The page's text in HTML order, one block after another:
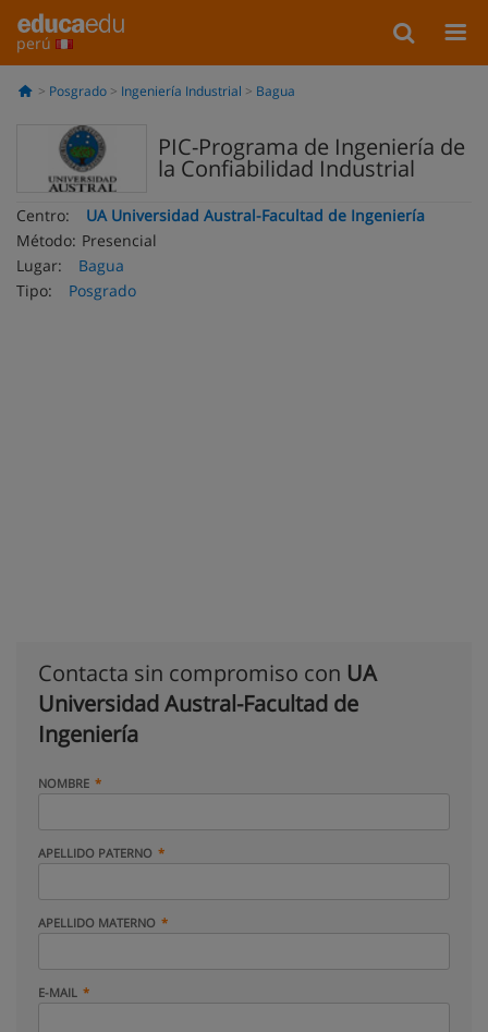
perú
Posgrado Ingeniería Industrial Bagua
PIC-Programa de Ingeniería de
la Confiabilidad Industrial
Centro:
UA Universidad Austral-Facultad de Ingeniería
Método: Presencial
Lugar:
Bagua
Tipo:
Posgrado
Contacta sin compromiso con UA
Universidad Austral-Facultad de
Ingeniería
NOMBRE
APELLIDO PATERNO
APELLIDO MATERNO
E-MAIL